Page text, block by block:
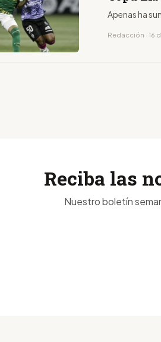
Apenas ha
Redacción · 16
Reciba las
Nuestro boletín